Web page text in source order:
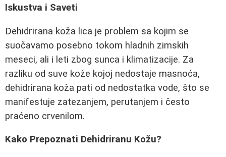
Iskustva i Saveti
Dehidrirana koža lica je problem sa kojim se
suočavamo posebno tokom hladnih zimskih
meseci, ali i leti zbog sunca i klimatizacije. Za
razliku od suve kože kojoj nedostaje masnoća,
dehidrirana koža pati od nedostatka vode, što se
manifestuje zatezanjem, perutanjem i često
praćeno crvenilom.
Kako Prepoznati Dehidriranu Kožu?